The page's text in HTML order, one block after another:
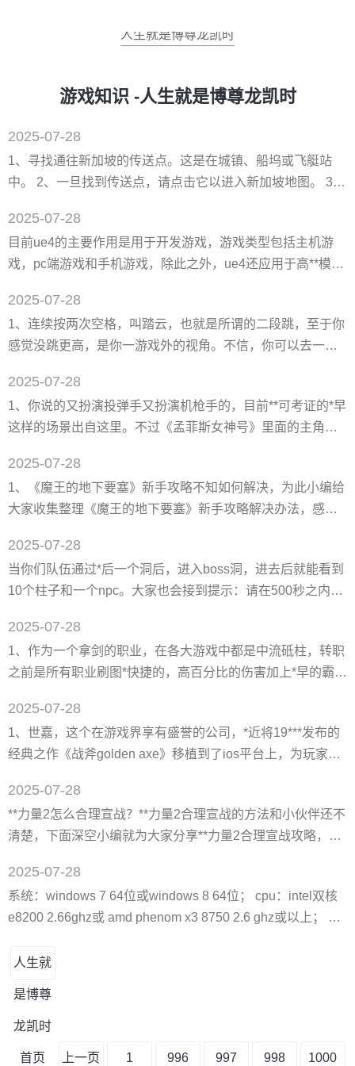
人生就是博尊龙凯时
游戏知识 -人生就是博尊龙凯时
2025-07-28
1、寻找通往新加坡的传送点。这是在城镇、船坞或飞艇站
中。 2、一旦找到传送点，请点击它以进入新加坡地图。 3、
几个不同的区域，包括滨海湾、市中心、***区等。 4、使用
键盘上的方向键或鼠标点击来控制角色移动。在新加坡地图
中，可以随意移动。 5、探索地图并寻找有趣的地点或任
2025-07-28
目前ue4的主要作用是用于开发游戏，游戏类型包括主机游
戏，pc端游戏和手机游戏，除此之外，ue4还应用于高**模
域。 学习ue4一般分为四个周期，前期掌握虚幻引擎的基本
操作使用和工作流程，学习场景搭建与灯光，后期学习ue4地
编以及实例制作。 想要用虚幻4做游戏，会用虚幻4引擎就可
2025-07-28
1、连续按两次空格，叫踏云，也就是所谓的二段跳，至于你
感觉没跳更高，是你一游戏外的视角。不信，你可以去一些
离一个屏幕高度二段或者蹑云（包括其他三种）之后着地，
不会摔伤。一个屏幕高度是你站在一睹墙面前广角*大，看着
屏幕的上下高度就是。 3、三大主城（扬州，洛阳，长安）
2025-07-28
1、你说的又扮演投弹手又扮演机枪手的，目前**可考证的*早
这样的场景出自这里。不过《孟菲斯女神号》里面的主角机
***，而且在这部cod中，玩家扮演英军，*开始在顶部机枪射
击，随着队友的牺牲，你要不断在机尾自卫火力点，机两侧
火力点来回切换，*后还要扮演通讯员，投弹手，*终将**投
2025-07-28
1、《魔王的地下要塞》新手攻略不知如何解决，为此小编给
大家收集整理《魔王的地下要塞》新手攻略解决办法，感兴
口堵门。同时，建三个设施：民工房（做陷阱那个），训练
所（战鬼兵站），墓地（死灵兵站）。训练所会*先建设完
毕，建好后，迅速召唤5只蓝色战鬼（战鬼系第二个），记得
2025-07-28
当你们队伍通过*后一个洞后，进入boss洞，进去后就能看到
10个柱子和一个npc。大家也会接到提示：请在500秒之内找
那个不需要你管。那是由队长领取任务后，根据密码要按顺
序去点击的。一般的情况会有随机3个队员得到一个羊皮纸，
在你包裹的任务栏里，你什么都不需要做，只需要在队伍**框
2025-07-28
1、作为一个拿剑的职业，在各大游戏中都是中流砥柱，转职
之前是所有职业刷图*快捷的，高百分比的伤害加上*早的霸体
和喜欢近战肉搏职业的玩家。15级转职时可以选择斩狂、拳
刹、剑魔3个职业中任意一个。 2、斩狂，听名字可能觉得是
一个很热血*限输出的职业，作为一个狂战士类型的职业，狂
2025-07-28
1、世嘉，这个在游戏界享有盛誉的公司，*近将19***发布的
经典之作《战斧golden axe》移植到了ios平台上，为玩家们
带入了一个游牧民族的世界。在这里，你将扮演一名英勇的
战士，面对严酷的环境和数量众多的敌人，你的使命是保护
你的族人，防止他们的数量因战斗而急剧减少。 2、游戏提
2025-07-28
**力量2怎么合理宣战？**力量2合理宣战的方法和小伙伴还不
清楚，下面深空小编就为大家分享**力量2合理宣战攻略，感
有名！我们先要挑起别国之间战争，选两个关系互相厌恶的
**，不要在意是否和你接壤，占过来的土地可以卖嘛，不卖还
能增加人口，人口才是一国之本！签订了条约，要求他俩参
2025-07-28
系统：windows 7 64位或windows 8 64位； cpu：intel双核
e8200 2.66ghz或 amd phenom x3 8750 2.6 ghz或以上； 显
必须支持directx11； 如果是战争电影迷、甚至战史迷，都会
人生就
是博尊
龙凯时
首页 上一页 1 996 997 998 1000